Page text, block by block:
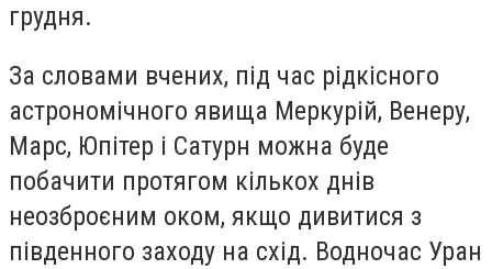
грудня.
За словами вчених, під час рідкісного
астрономічного явища Меркурій, Венеру,
Марс, Юпітер і Сатурн можна буде
побачити протягом кількох днів
неозброєним оком, якщо дивитися з
південного заходу на схід. Водночас Уран